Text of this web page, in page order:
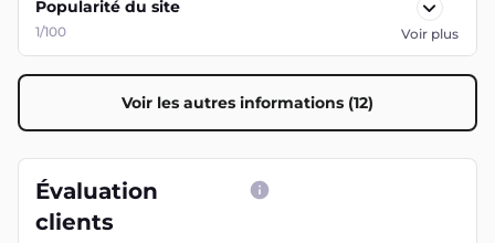
Popularité du site
1/100 Voir plus
Voir les autres informations (12)
Évaluation
clients